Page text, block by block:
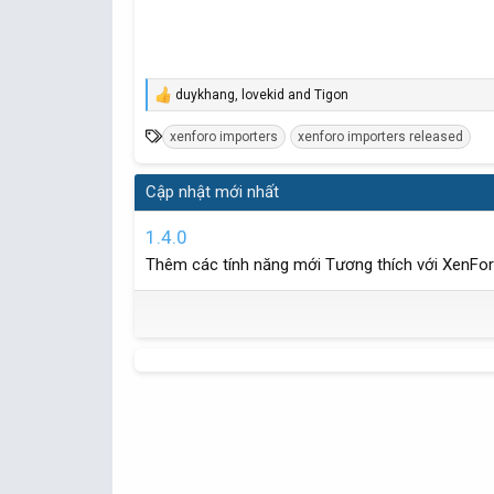
R
a
t
i
o
s
:
duykhang lovekid and Tigon
T
k
h
ó
xenforo importers xenforo importers released
Cập nhật mới nhất
1.4.0
Thêm các tính năng mới Tương thích với